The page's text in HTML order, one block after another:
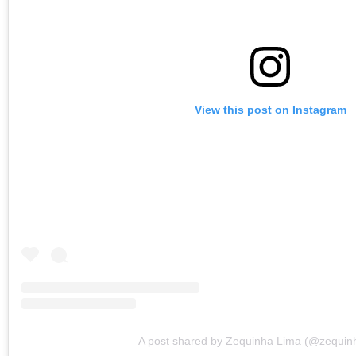
View this post on Instagram
A post shared by Zequinha Lima